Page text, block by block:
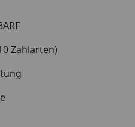
Zahlarten)